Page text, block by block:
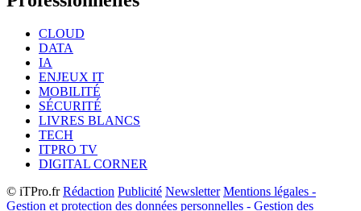
CLOUD
DATA
IA
ENJEUX IT
MOBILITÉ
SÉCURITÉ
LIVRES BLANCS
TECH
ITPRO TV
DIGITAL CORNER
© iTPro.frRédaction Publicité Newsletter Mentions légales -
Gestion et protection des données personnelles - Gestion des